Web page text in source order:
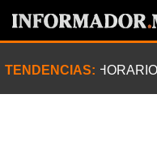
TENDENCIAS: